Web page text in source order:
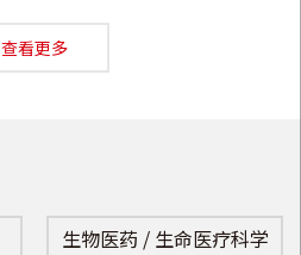
查看更多
生物医药 / 生命医疗科学